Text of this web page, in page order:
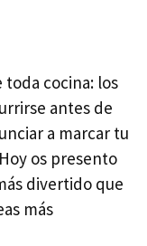
toda cocina: los
antes de
a marcar tu
os presento
divertido que
más